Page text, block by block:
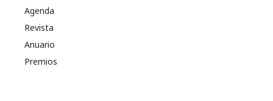
Agenda
Revista
Anuario
Premios